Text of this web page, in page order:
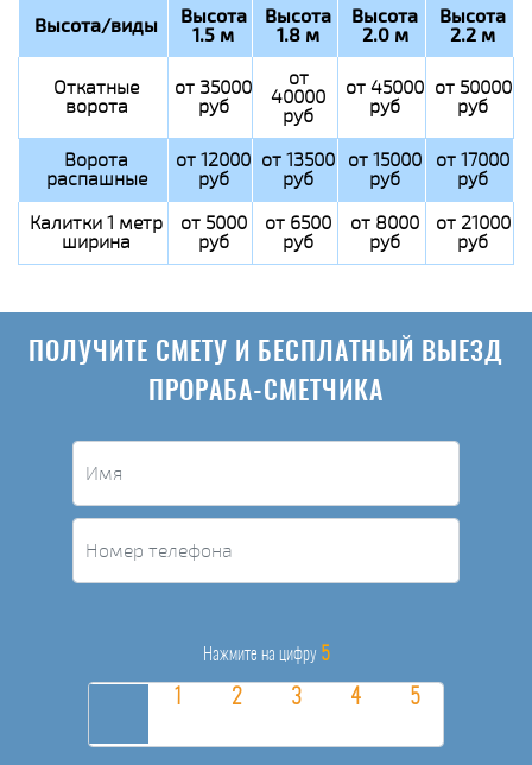
Высота/виды Высота
1.5 м
Высота
1.8 м
Высота
2.0 м
Высота
2.2 м
Откатные
ворота
от 35000
руб
от
40000
руб
от 45000
руб
от 50000
руб
Ворота
распашные
от 12000
руб
от 13500
руб
от 15000
руб
от 17000
руб
Калитки 1 метр
ширина
от 5000
руб
от 6500
руб
от 8000
руб
от 21000
руб
ПОЛУЧИТЕ СМЕТУ И БЕСПЛАТНЫЙ ВЫЕЗД
ПРОРАБА-СМЕТЧИКА
Нажмите на цифру 5